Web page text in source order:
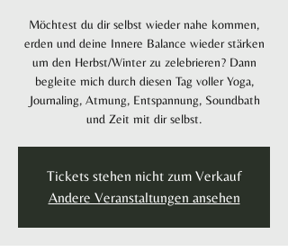
Möchtest du dir selbst wieder nahe kommen,
erden und deine Innere Balance wieder stärken
um den Herbst/Winter zu zelebrieren? Dann
begleite mich durch diesen Tag voller Yoga,
Journaling, Atmung, Entspannung, Soundbath
und Zeit mit dir selbst.
Tickets stehen nicht zum Verkauf
Andere Veranstaltungen ansehen